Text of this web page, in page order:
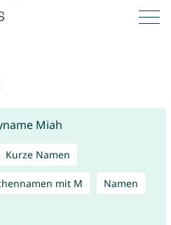
Kurze Namen
mit M Namen